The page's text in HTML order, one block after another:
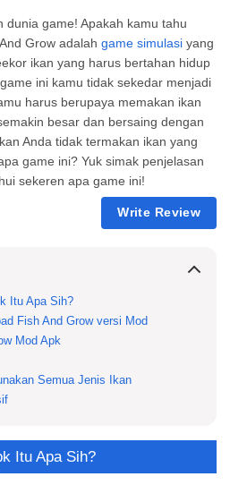
dunia game! Apakah kamu tahu
Grow adalah game simulasi yang
ikan yang harus bertahan hidup
ini kamu tidak sekedar menjadi
harus berupaya memakan ikan
besar dan bersaing dengan
Anda tidak termakan ikan yang
game ini? Yuk simak penjelasan
sekeren apa game ini!
Write Review
Itu Apa Sih?
Fish And Grow versi Mod
Mod Apk
Semua Jenis Ikan
Dapat Saat Bermain Fish And Grow
yang Menegangkan
Itu Apa Sih?